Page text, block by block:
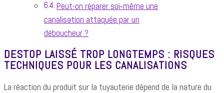
Peut-on réparer soi‑même une
canalisation attaquée par un
déboucheur ?
DESTOP LAISSÉ TROP LONGTEMPS : RISQUES
TECHNIQUES POUR LES CANALISATIONS
La réaction du produit sur la tuyauterie dépend de la nature du